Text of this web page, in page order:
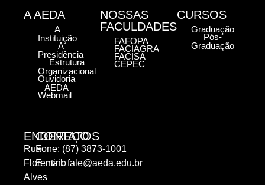
ENDEREÇO
Rua
Florentino
Alves
CONTATOS
Fone: (87) 3873-1001
E-mail:fale@aeda.edu.br
A AEDA
A
Instituição
A
Presidência
Estrutura
Organizacional
Ouvidoria
AEDA
Webmail
NOSSAS
FACULDADES
FAFOPA
FACIAGRA
FACISA
CEPEC
CURSOS
Graduação
Pós-
Graduação